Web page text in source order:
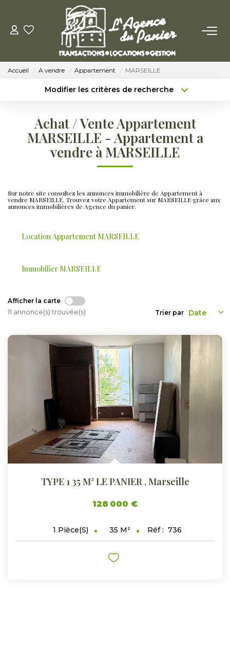
ACHETER
Acheter
Nos Conseils Pour Acquérir
LOUER
Louer
VENDRE
ESTIMER
GESTION LOCATIVE
NOTRE AGENCE
CONTACT
Accueil A vendre Appartement MARSEILLE
Modifier les critères de recherche
Sélectionnez...
Type de bien
Surface min
Budget max Plus de critères
Achat / Vente Appartement
MARSEILLE - Appartement a
vendre à MARSEILLE
Sur notre site consultez les annonces immobilière de Appartement à
vendre MARSEILLE. Trouvez votre Appartement sur MARSEILLE grâce aux
annonces immobilières de Agence du panier.
Location Appartement MARSEILLE
Immobilier MARSEILLE
Afficher la carte
11 annonce(s) trouvée(s) Trier par
TYPE 1 35 M² LE PANIER ,Marseille
128 000 €
1 Pièce(s) 35 M² Réf : 736